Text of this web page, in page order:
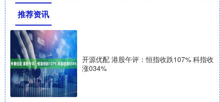
推荐资讯
开源优配 港股午评：恒指收跌107% 科指收
涨034%